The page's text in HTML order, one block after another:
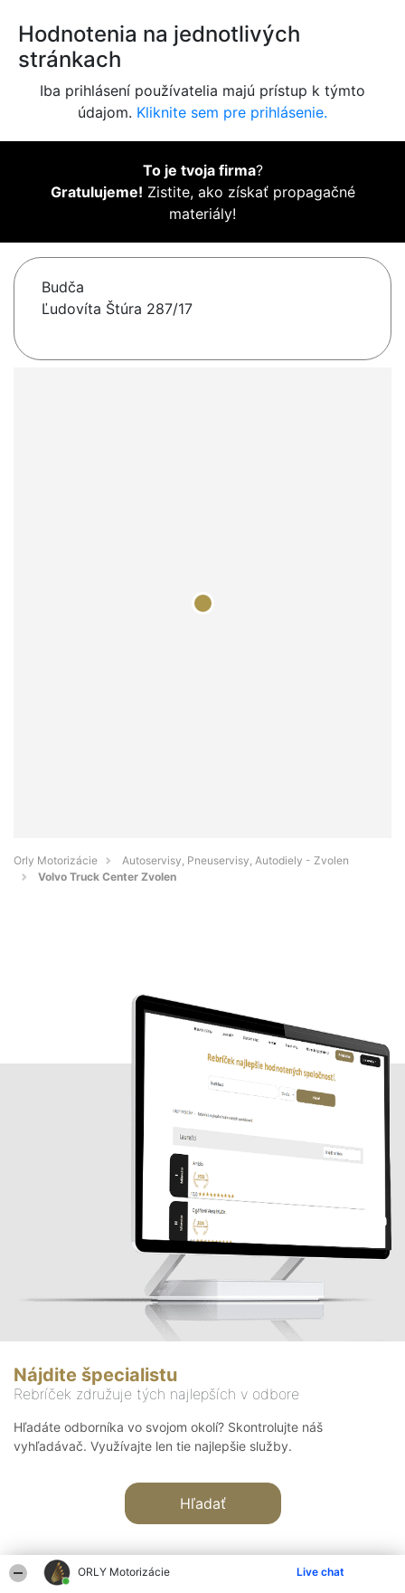
ORLY Motorizácie Live chat
Hodnotenia na jednotlivých
stránkach
Iba prihlásení používatelia majú prístup k týmto
údajom. Kliknite sem pre prihlásenie.
To je tvoja firma?
Gratulujeme! Zistite, ako získať propagačné
materiály!
Budča
Ľudovíta Štúra 287/17
Orly Motorizácie
Autoservisy, Pneuservisy, Autodiely - Zvolen
Volvo Truck Center Zvolen
Nájdite špecialistu
Rebríček združuje tých najlepších v odbore
Hľadáte odborníka vo svojom okolí? Skontrolujte náš
vyhľadávač. Využívajte len tie najlepšie služby.
Hľadať